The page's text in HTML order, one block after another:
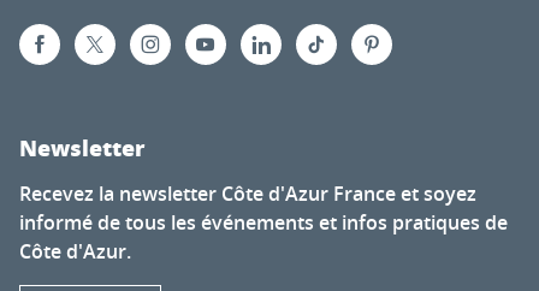
Newsletter
Recevez la newsletter Côte d'Azur France et soyez
informé de tous les événements et infos pratiques de
Côte d'Azur.